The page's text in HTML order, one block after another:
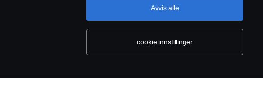
Cookie-innstillinger
cookie innstillinger
Avvis alle